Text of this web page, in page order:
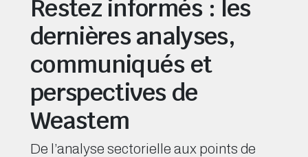
Restez informés : les
dernières analyses,
communiqués et
perspectives de
Weastem
De l’analyse sectorielle aux points de